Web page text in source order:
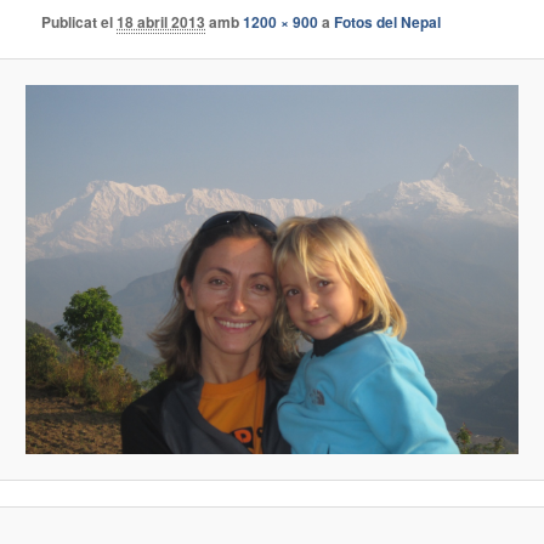
Publicat el18 abril 2013 amb1200 × 900aFotos del Nepal